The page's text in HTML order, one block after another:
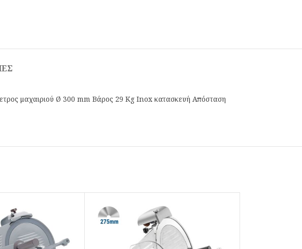
μαχαιριού Ø 300 mm Βάρος 29 Kg Inox κατασκευή Απόσταση